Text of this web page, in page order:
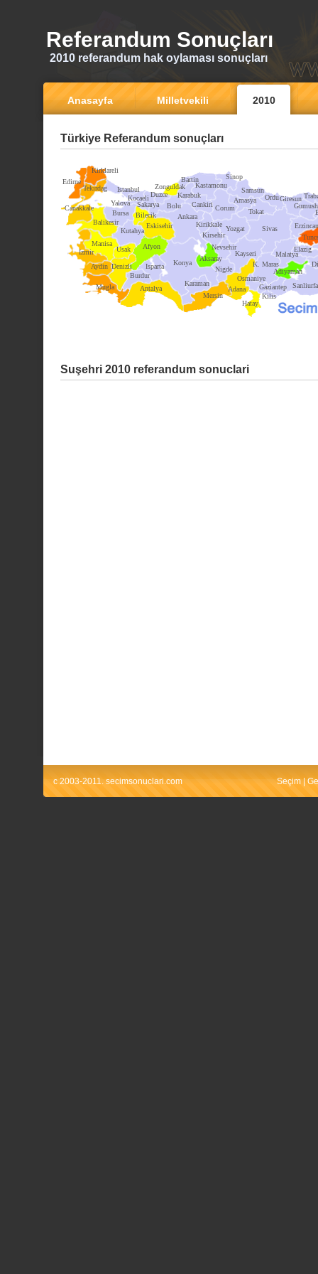
Referandum Sonuçları
2010 referandum hak oylaması sonuçları
Anasayfa Milletvekili 2010
Türkiye Referandum sonuçları
Ankara
Kirklareli
Edirne
Tekirdag
Canakkale
Balikesir
Bursa
Istanbul
Kocaeli
Sakarya
Zonguldak
Bolu
Bilecik
Eskisehir
Kutahya
Manisa
Izmir
Aydin
Mugla
Denizli
Burdur
Usak Afyon
Isparta
Antalya
Konya
Mersin
Kirsehir
Cankiri
Kastamonu
Sinop
Corum
Yozgat
Nevsehir
Nigde
Adana
Hatay
K. Maras
Kayseri
Sivas
Tokat
Amasya
Samsun
OrduGiresun
Erzincan
Malatya
Gaziantep Sanliurfa
Adiyaman
Elazig
Kirikkale
Karaman
Aksaray
Kilis
Duzce Karabuk
Bartin
Osmaniye
Yalova
Suşehri 2010 referandum sonuclari
c 2003-2011. secimsonuclari.com Seçim